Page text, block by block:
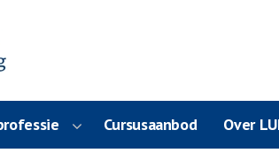
Cursusaanbod Over